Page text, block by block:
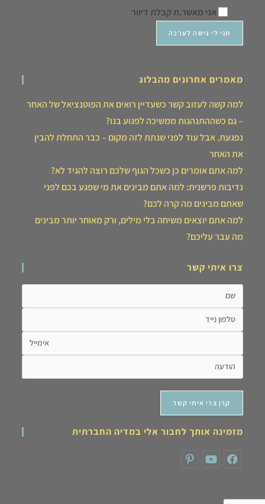
אני מאשר.ת קבלת דיוור
מאמרים אחרונים מהבלוג
למה קשה לעזוב קשר כשעדיין רואים את הפוטנציאל של האחר
– גם כשההתנהגות ממשיכה לפגוע בנו?
נפגעת. אבל עוד לפני שנתת לזה מקום – כבר התחלת להבין
את האחר
למה אתם אומרים כן כשכל הגוף שלכם רוצה להגיד לא?
נדיבות פרשנית: למה אתם מבינים את מי שפגע בכם לפני
שאתם מבינים מה קרה לכם?
למה אתם יוצאים משיחה בלי מילים, ורק מאוחר יותר מבינים
מה עבר עליכם?
צרו איתי קשר
מזמינה אותך לחבור אלי במדיה החברתית